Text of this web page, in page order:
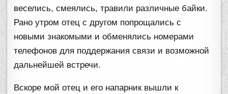
веселись, смеялись, травили различные байки.
Рано утром отец с другом попрощались с
новыми знакомыми и обменялись номерами
телефонов для поддержания связи и возможной
дальнейшей встречи.
Вскоре мой отец и его напарник вышли к